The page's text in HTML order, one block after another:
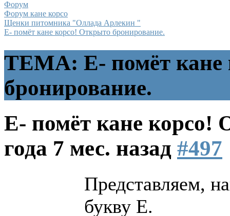
Форум
Форум кане корсо
Щенки питомника "Оллада Арлекин "
Е- помёт кане корсо! Открыто бронирование.
ТЕМА: Е- помёт кане
бронирование.
Е- помёт кане корсо!
года 7 мес. назад #497
Представляем,
букву Е.